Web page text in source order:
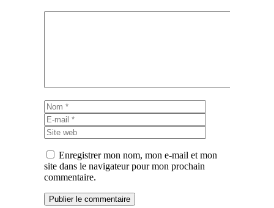
Nom
mail
web
Enregistrer mon nom, mon e-mail et mon
site dans le navigateur pour mon prochain
commentaire.